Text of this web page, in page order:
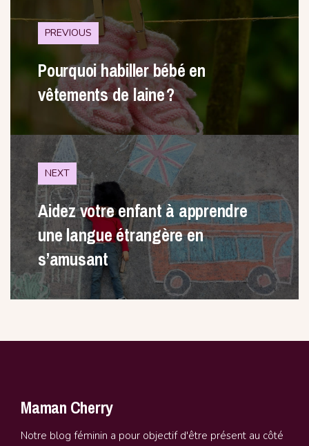
PREVIOUS
Pourquoi habiller bébé en
vêtements de laine ?
NEXT
Aidez votre enfant à apprendre
une langue étrangère en
s’amusant
Maman Cherry
Notre blog féminin a pour objectif d'être présent au côté